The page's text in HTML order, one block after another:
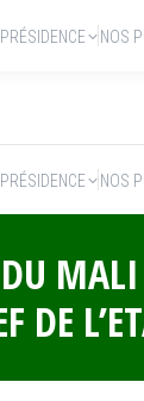
NOS
DE
NOS